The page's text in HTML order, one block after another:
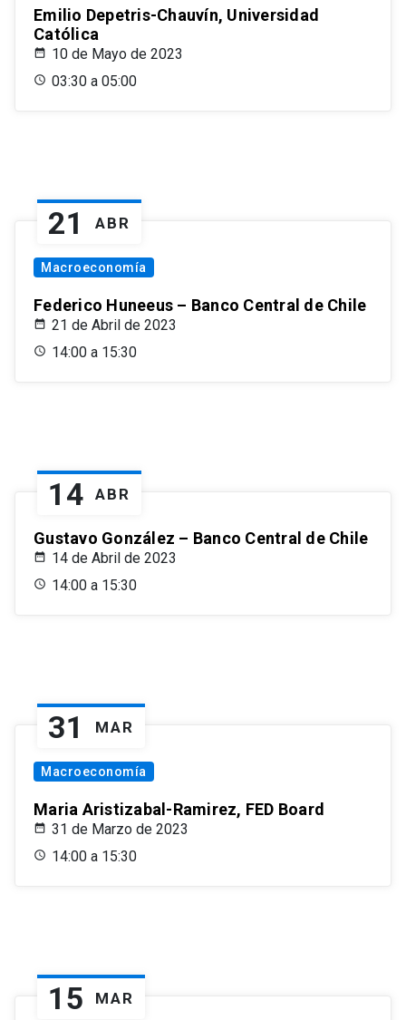
Emilio Depetris-Chauvín, Universidad
Católica
10 de Mayo de 2023
03:30 a 05:00
21 ABR
Macroeconomía
Federico Huneeus – Banco Central de Chile
21 de Abril de 2023
14:00 a 15:30
14 ABR
Gustavo González – Banco Central de Chile
14 de Abril de 2023
14:00 a 15:30
31 MAR
Macroeconomía
Maria Aristizabal-Ramirez, FED Board
31 de Marzo de 2023
14:00 a 15:30
15 MAR